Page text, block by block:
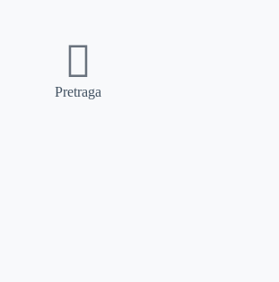
Pretraga